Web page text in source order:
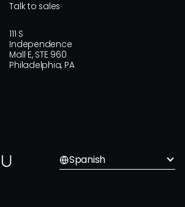
Talk to sales
111 S
Independence
Mall E, STE 960
Philadelphia, PA
Spanish